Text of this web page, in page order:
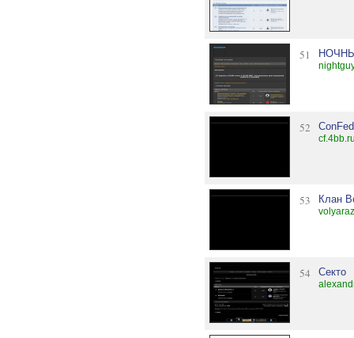
51
52
53 Клан
54 Секто